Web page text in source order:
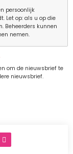
persoonlijk
Let op: als u op die
Beheerders kunnen
nemen.
om de nieuwsbrief te
nieuwsbrief.